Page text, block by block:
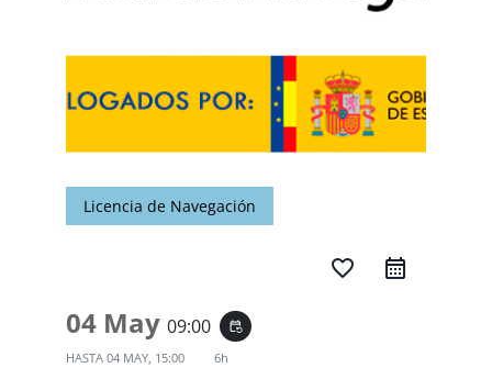
Licencia de Navegación
favorite_border
04 May 09:00 event_repeat
HASTA 04 MAY, 15:00 6h